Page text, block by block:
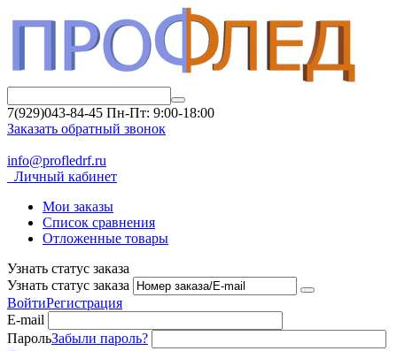
7(929)043-84-45 Пн-Пт: 9:00-18:00
Заказать обратный звонок
info@profledrf.ru
Личный кабинет
Мои заказы
Список сравнения
Отложенные товары
Узнать статус заказа
Узнать статус заказа
ВойтиРегистрация
E-mail
ПарольЗабыли пароль?